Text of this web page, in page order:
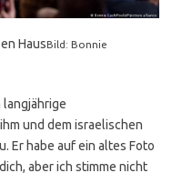
HausBild: Bonnie
langjährige
und dem israelischen
Er habe auf ein altes Foto
aber ich stimme nicht